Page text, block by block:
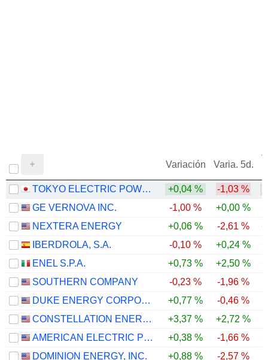
Variación Varia. 5d.
TOKYO ELECTRIC POWER COMPANY HOLDINGS, INCORPORATED +0,04 % -1,03 %
GE VERNOVA INC.
-1,00 % +0,00 %
NEXTERA ENERGY
+0,06 % -2,61 %
IBERDROLA, S.A.
-0,10 % +0,24 %
ENEL S.P.A.
+0,73 % +2,50 %
SOUTHERN COMPANY
-0,23 % -1,96 %
DUKE ENERGY CORPORATION
+0,77 % -0,46 %
CONSTELLATION ENERGY CORPORATION
+3,37 % +2,72 %
AMERICAN ELECTRIC POWER COMPANY, INC.
+0,38 % -1,66 %
DOMINION ENERGY, INC.
+0,88 % -2,57 %